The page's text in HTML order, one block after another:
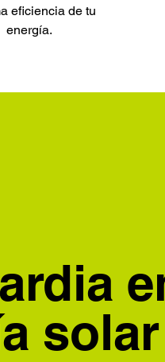
eficiencia de tu
energía.
solar